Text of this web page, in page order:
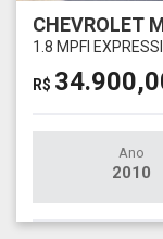
CHEVROLET
1.8 MPFI
R$
Ano
2010